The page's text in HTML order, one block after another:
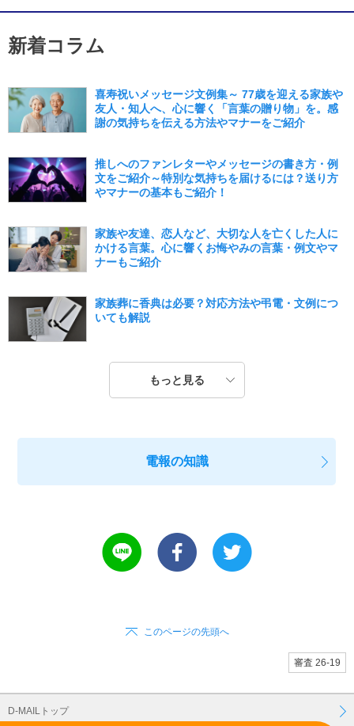
新着コラム
喜寿祝いメッセージ文例集～ 77歳を迎える家族や
友人・知人へ、心に響く「言葉の贈り物」を。感
謝の気持ちを伝える方法やマナーをご紹介
推しへのファンレターやメッセージの書き方・例
文をご紹介～特別な気持ちを届けるには？送り方
やマナーの基本もご紹介！
家族や友達、恋人など、大切な人を亡くした人に
かける言葉。心に響くお悔やみの言葉・例文やマ
ナーもご紹介
家族葬に香典は必要？対応方法や弔電・文例につ
いても解説
もっと見る
電報の知識
このページの先頭へ
審査 26-19
D-MAILトップ